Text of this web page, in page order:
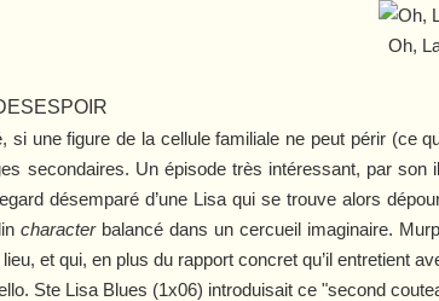
Oh,
si une figure de la cellule familiale ne peut périr (ce
secondaires. Un épisode très intéressant, par son
désemparé d’une Lisa qui se trouve alors
characterbalancé dans un cercueil imaginaire.
lieu, et qui, en plus du rapport concret qu’il entretient
Ste Lisa Blues (1x06) introduisait ce "second